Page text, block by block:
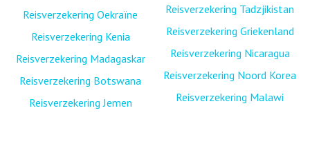
Reisverzekering Oekraïne
Reisverzekering Kenia
Reisverzekering Madagaskar
Reisverzekering Botswana
Reisverzekering Jemen
Reisverzekering Tadzjikistan
Reisverzekering Griekenland
Reisverzekering Nicaragua
Reisverzekering Noord Korea
Reisverzekering Malawi